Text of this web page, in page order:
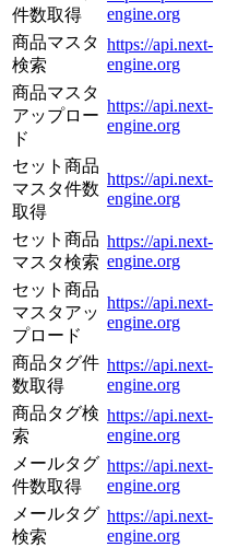
件数取得
engine.org
商品マスタ
検索
https://api.next-
engine.org
商品マスタ
アップロー
ド
https://api.next-
engine.org
セット商品
マスタ件数
取得
https://api.next-
engine.org
セット商品
マスタ検索
https://api.next-
engine.org
セット商品
マスタアッ
プロード
https://api.next-
engine.org
商品タグ件
数取得
https://api.next-
engine.org
商品タグ検
索
https://api.next-
engine.org
メールタグ
件数取得
https://api.next-
engine.org
メールタグ
検索
https://api.next-
engine.org